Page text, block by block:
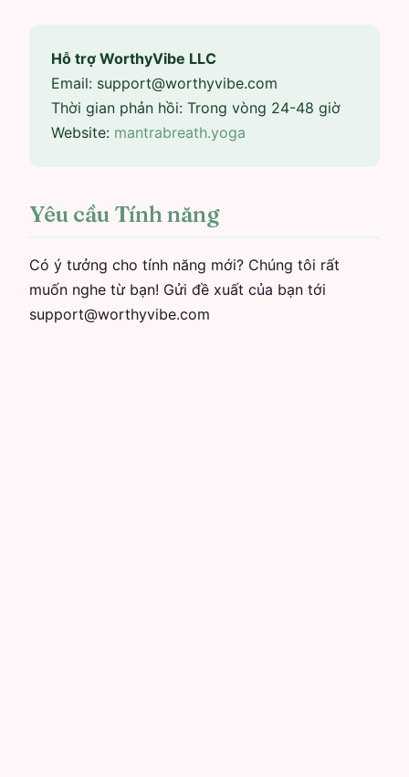
Hỗ trợ WorthyVibe LLC
Email: support@worthyvibe.com
Thời gian phản hồi: Trong vòng 24-48 giờ
Website: mantrabreath.yoga
Yêu cầu Tính năng
Có ý tưởng cho tính năng mới? Chúng tôi rất
muốn nghe từ bạn! Gửi đề xuất của bạn tới
support@worthyvibe.com